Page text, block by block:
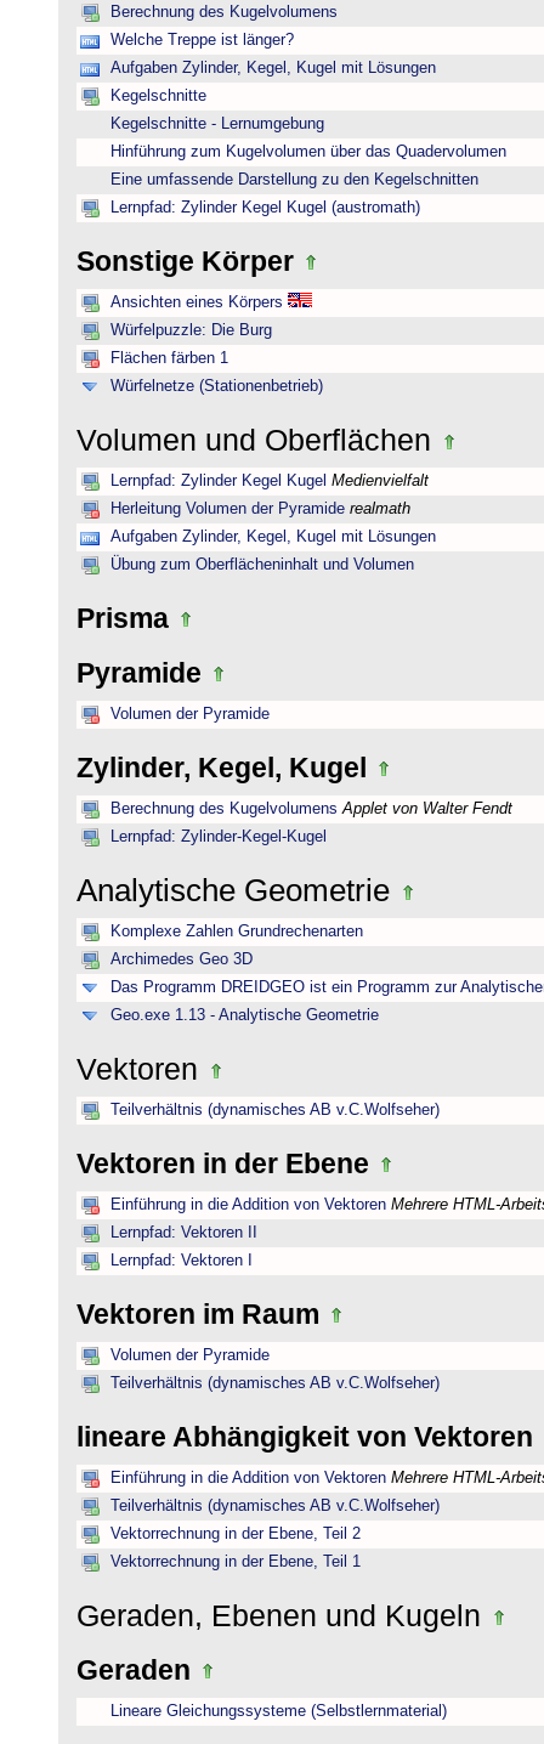
Berechnung des Kugelvolumens
Welche Treppe ist länger?
Aufgaben Zylinder, Kegel, Kugel mit Lösungen
Kegelschnitte
Kegelschnitte - Lernumgebung
Hinführung zum Kugelvolumen über das Quadervolumen
Eine umfassende Darstellung zu den Kegelschnitten
Lernpfad: Zylinder Kegel Kugel (austromath)
Sonstige Körper
Ansichten eines Körpers
Würfelpuzzle: Die Burg
Flächen färben 1
Würfelnetze (Stationenbetrieb)
Volumen und Oberflächen
Lernpfad: Zylinder Kegel Kugel Medienvielfalt
Herleitung Volumen der Pyramide realmath
Aufgaben Zylinder, Kegel, Kugel mit Lösungen
Übung zum Oberflächeninhalt und Volumen
Prisma
Pyramide
Volumen der Pyramide
Zylinder, Kegel, Kugel
Berechnung des Kugelvolumens Applet von Walter Fendt
Lernpfad: Zylinder-Kegel-Kugel
Analytische Geometrie
Komplexe Zahlen Grundrechenarten
Archimedes Geo 3D
Das Programm DREIDGEO ist ein Programm zur
Geo.exe 1.13 - Analytische Geometrie
Vektoren
Teilverhältnis (dynamisches AB v.C.Wolfseher)
Vektoren in der Ebene
Einführung in die Addition von Vektoren Mehrere HTML-
Lernpfad: Vektoren II
Lernpfad: Vektoren I
Vektoren im Raum
Volumen der Pyramide
Teilverhältnis (dynamisches AB v.C.Wolfseher)
lineare Abhängigkeit von Vektoren
Einführung in die Addition von Vektoren Mehrere HTML-
Teilverhältnis (dynamisches AB v.C.Wolfseher)
Vektorrechnung in der Ebene, Teil 2
Vektorrechnung in der Ebene, Teil 1
Geraden, Ebenen und Kugeln
Geraden
Lineare Gleichungssysteme (Selbstlernmaterial)